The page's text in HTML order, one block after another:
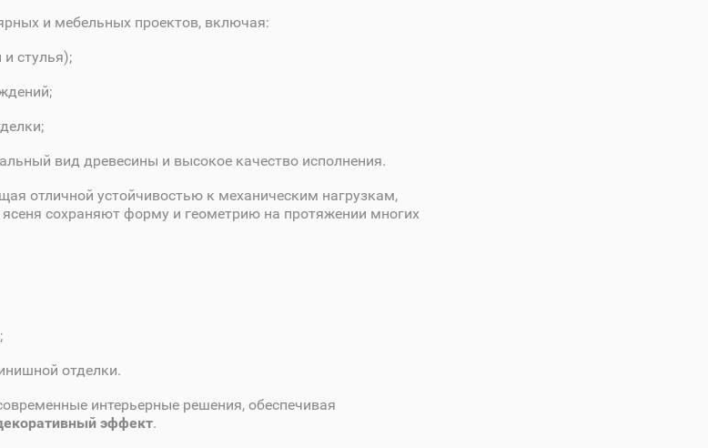
и мебельных проектов, включая:
стулья);
вид древесины и высокое качество исполнения.
отличной устойчивостью к механическим нагрузкам,
сохраняют форму и геометрию на протяжении многих
отделки.
интерьерные решения, обеспечивая
эффект.